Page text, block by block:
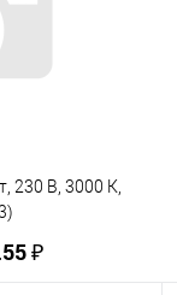
В избранное
230 В, 3000 К,
₽